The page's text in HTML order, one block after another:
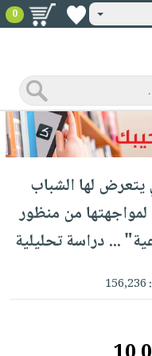
0
يتعرض لها الشباب
من منظور
... دراسة تحليلية
156,236